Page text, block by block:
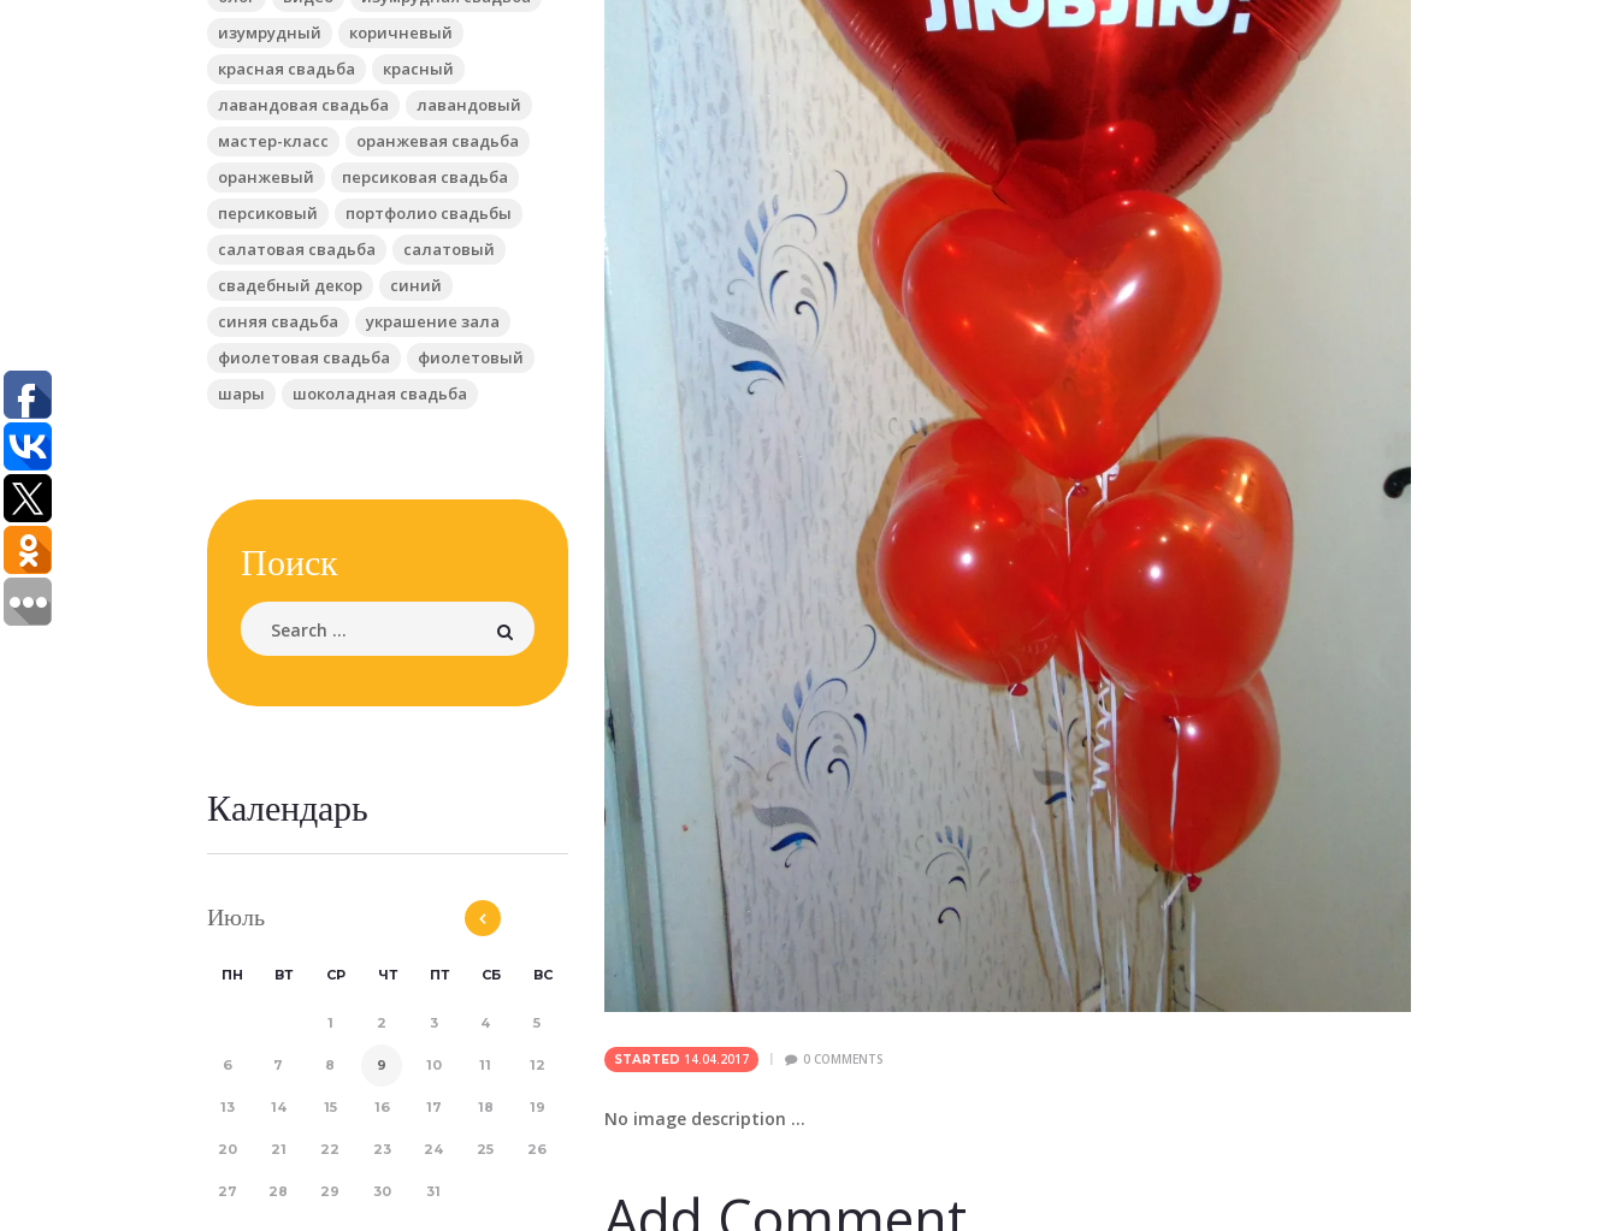
Previous item
Фонтаны из шаров
STARTED 14.04.2017 0COMMENTS
No image description ...
изумрудный
коричневый
красная свадьба
красный
лавандовая свадьба
лавандовый
мастер-класс
оранжевая свадьба
оранжевый
персиковая свадьба
персиковый
портфолио свадьбы
салатовая свадьба
салатовый
свадебный декор
синий
синяя свадьба
украшение зала
фиолетовая свадьба
фиолетовый
шары
шоколадная свадьба
Поиск
Календарь
Июль
ПН ВТ СР ЧТ ПТ СБ ВС
1 2 3 4 5
6 7 8 9 10 11 12
13 14 15 16 17 18 19
20 21 22 23 24 25 26
27 28 29 30 31